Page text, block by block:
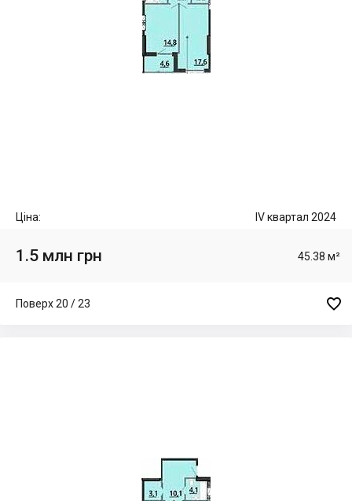
Ціна: IV квартал 2024
1.5 млн грн 45.38 м²
Поверх 20 / 23 